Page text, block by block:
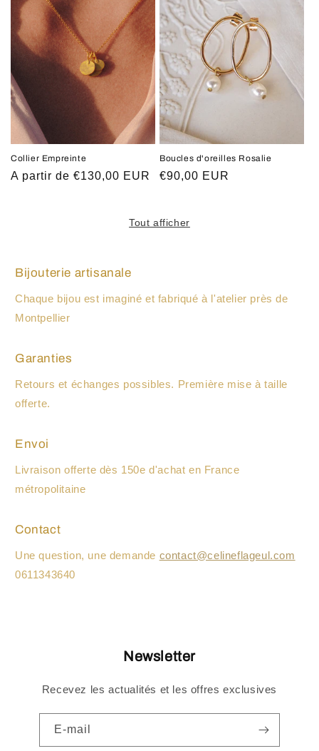
Collier Empreinte
Prix
A partir de €130,00 EUR
Boucles d'oreilles Rosalie
Prix
€90,00 EUR
Tout afficher
Bijouterie artisanale
Chaque bijou est imaginé et fabriqué à l'atelier près de
Montpellier
Garanties
Retours et échanges possibles. Première mise à taille
offerte.
Envoi
Livraison offerte dès 150e d'achat en France
métropolitaine
Contact
Une question, une demande contact@celineflageul.com
0611343640
Newsletter
Recevez les actualités et les offres exclusives
E-mail